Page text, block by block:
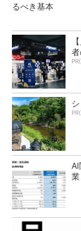
るべき基本